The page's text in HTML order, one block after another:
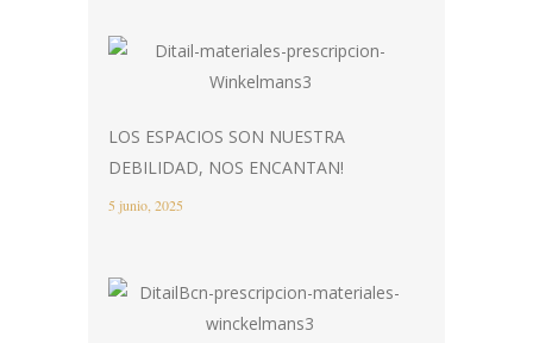
LOS ESPACIOS SON NUESTRA
DEBILIDAD, NOS ENCANTAN!
5 junio, 2025